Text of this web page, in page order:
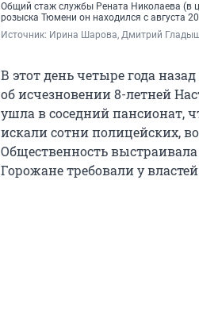
Общий стаж службы Рената Николаева (в
розыска Тюмени он находился с августа
Источник: Ирина Шарова, Дмитрий
В этот день четыре года
об исчезновении 8-летней
ушла в соседний пансионат,
искали сотни полицейских,
Общественность
Горожане требовали у